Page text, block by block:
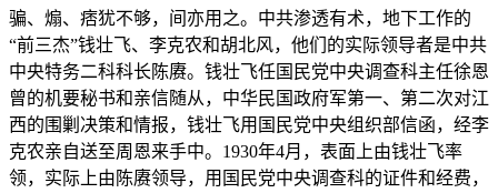
骗、煽、痞犹不够，间亦用之。中共渗透有术，地下工作的
“前三杰”钱壮飞、李克农和胡北风，他们的实际领导者是中共
中央特务二科科长陈赓。钱壮飞任国民党中央调查科主任徐恩
曾的机要秘书和亲信随从，中华民国政府军第一、第二次对江
西的围剿决策和情报，钱壮飞用国民党中央组织部信函，经李
克农亲自送至周恩来手中。1930年4月，表面上由钱壮飞率
领，实际上由陈赓领导，用国民党中央调查科的证件和经费，